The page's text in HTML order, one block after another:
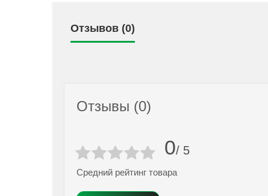
Отзывов (0)
Отзывы (0)
0/ 5
Средний рейтинг товара